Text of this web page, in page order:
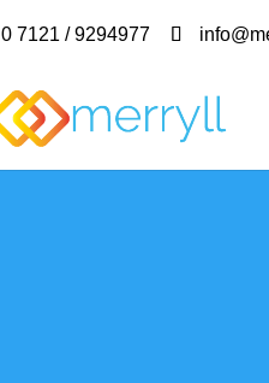
0 7121 / 9294977